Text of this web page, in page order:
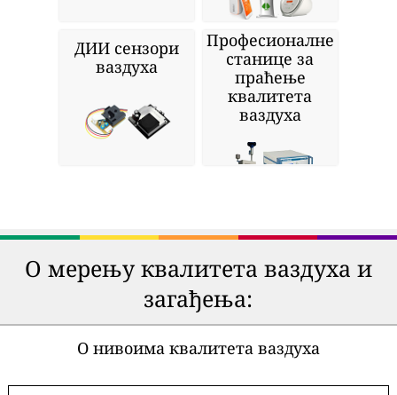
ДИИ сензори
ваздуха
Професионалне
станице за
праћење
квалитета
ваздуха
О мерењу квалитета ваздуха и
загађења:
О нивоима квалитета ваздуха